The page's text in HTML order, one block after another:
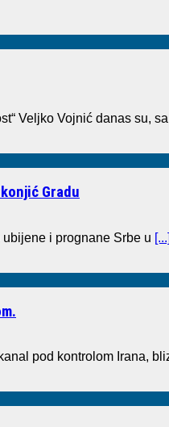
Veljko Vojnić danas su,
Gradu
i prognane Srbe u [...]
pod kontrolom Irana,